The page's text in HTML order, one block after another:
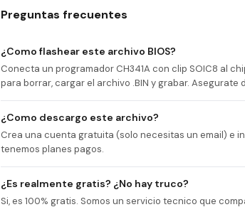
Preguntas frecuentes
¿Como flashear este archivo BIOS?
Conecta un programador CH341A con clip SOIC8 al
para borrar, cargar el archivo .BIN y grabar.
¿Como descargo este archivo?
Crea una cuenta gratuita (solo necesitas un email) e
tenemos planes pagos.
¿Es realmente gratis? ¿No hay truco?
Si, es 100% gratis. Somos un servicio tecnico que